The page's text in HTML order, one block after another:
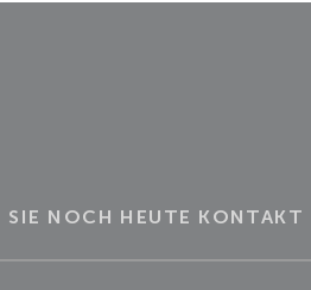
SIE NOCH HEUTE KONTAKT